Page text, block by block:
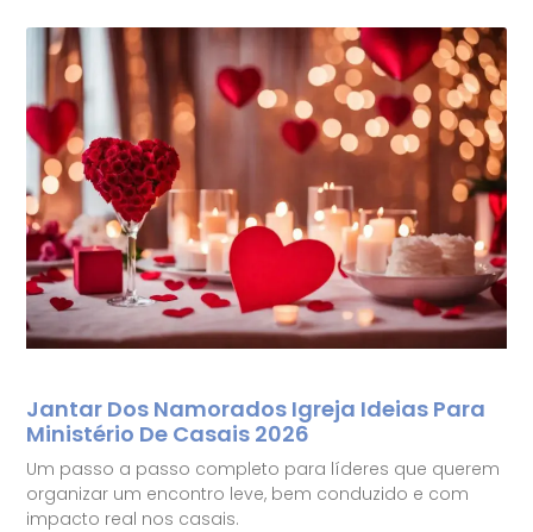
Jantar Dos Namorados Igreja Ideias Para
Ministério De Casais 2026
Um passo a passo completo para líderes que querem
organizar um encontro leve, bem conduzido e com
impacto real nos casais.